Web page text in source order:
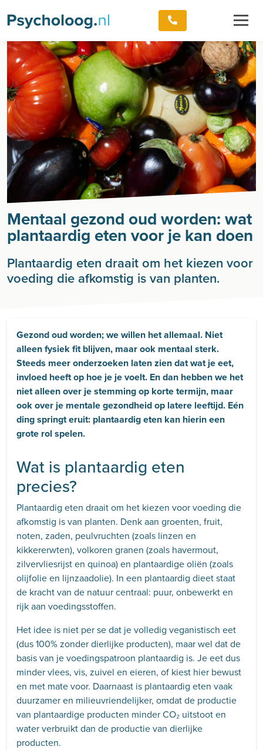
Mentaal gezond oud worden: wat
plantaardig eten voor je kan doen
Plantaardig eten draait om het kiezen voor
voeding die afkomstig is van planten.
Gezond oud worden; we willen het allemaal. Niet
alleen fysiek fit blijven, maar ook mentaal sterk.
Steeds meer onderzoeken laten zien dat wat je eet,
invloed heeft op hoe je je voelt. En dan hebben we het
niet alleen over je stemming op korte termijn, maar
ook over je mentale gezondheid op latere leeftijd. Eén
ding springt eruit: plantaardig eten kan hierin een
grote rol spelen.
Wat is plantaardig eten
precies?
Plantaardig eten draait om het kiezen voor voeding die
afkomstig is van planten. Denk aan groenten, fruit,
noten, zaden, peulvruchten (zoals linzen en
kikkererwten), volkoren granen (zoals havermout,
zilvervliesrijst en quinoa) en plantaardige oliën (zoals
olijfolie en lijnzaadolie). In een plantaardig dieet staat
de kracht van de natuur centraal: puur, onbewerkt en
rijk aan voedingsstoffen.
Het idee is niet per se dat je volledig veganistisch eet
(dus 100% zonder dierlijke producten), maar wel dat de
basis van je voedingspatroon plantaardig is. Je eet dus
minder vlees, vis, zuivel en eieren, of kiest hier bewust
en met mate voor. Daarnaast is plantaardig eten vaak
duurzamer en milieuvriendelijker, omdat de productie
van plantaardige producten minder CO₂ uitstoot en
water verbruikt dan de productie van dierlijke
producten.